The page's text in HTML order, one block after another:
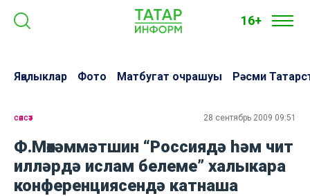
16+
Яңалыклар Фото Матбугат очрашуы Рәсми
сәясәт 28 сентябрь 2009 09:51
Ф.Мөхәммәтшин “Россиядә һәм чит
илләрдә ислам белеме” халыкара
конференциясендә катнаша